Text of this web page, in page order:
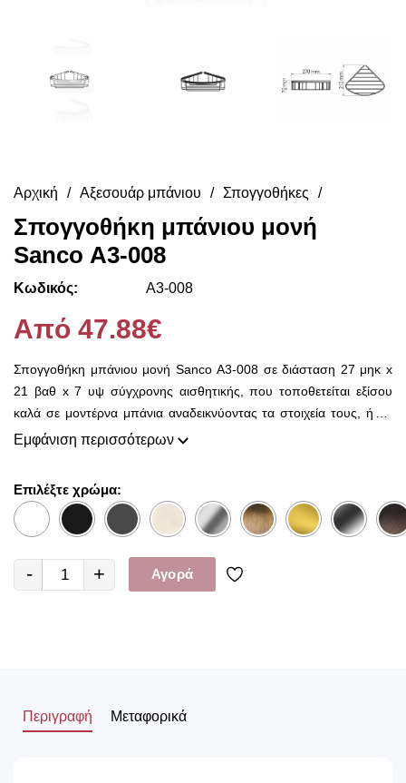
Αρχική Αξεσουάρ μπάνιου Σπογγοθήκες
Σπογγοθήκη μπάνιου μονή
Sanco Α3-008
Κωδικός: Α3-008
Από 47.88€
Σπογγοθήκη μπάνιου μονή Sanco Α3-008 σε διάσταση 27 μηκ x
21 βαθ x 7 υψ σύγχρονης αισθητικής, που τοποθετείται εξίσου
καλά σε μοντέρνα μπάνια αναδεικνύοντας τα στοιχεία τους, ή σε
σχετικά απρόσωπους χώρους, προσδίδοντάς τους ύφος και
Εμφάνιση περισσότερων
Επιλέξτε χρώμα:
- + Αγορά
Περιγραφή Μεταφορικά